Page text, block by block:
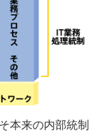
本来の内部統制